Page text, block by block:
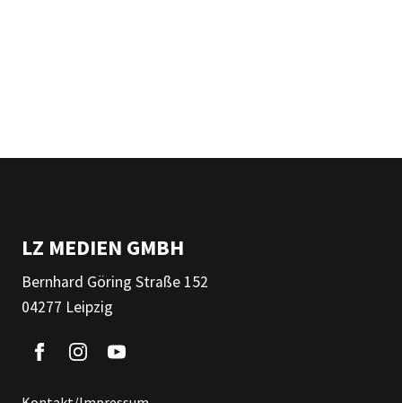
LZ MEDIEN GMBH
Bernhard Göring Straße 152
04277 Leipzig